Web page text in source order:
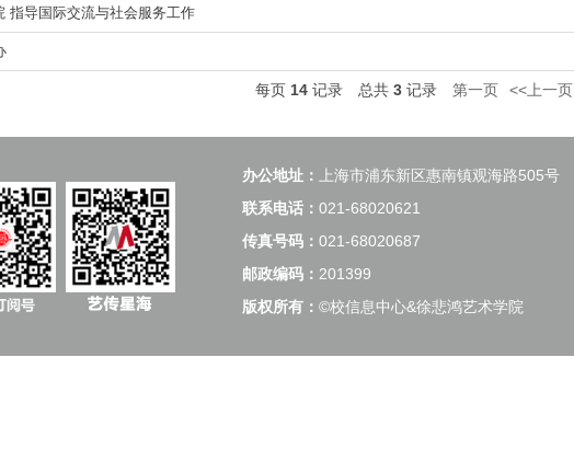
指导国际交流与社会服务工作
每页 14 记录 总共 3 记录 第一页 <<上一页
办公地址：
上海市浦东新区惠南镇观海路505号
联系电话：021-68020621
传真号码：021-68020687
邮政编码： 201399
版权所有：©校信息中心&徐悲鸿艺术学院